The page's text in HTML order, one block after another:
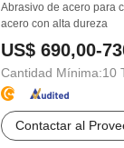
Abrasivo de acero para
acero con alta dureza
US$ 690,00-
Cantidad Mínima:10
Contactar al